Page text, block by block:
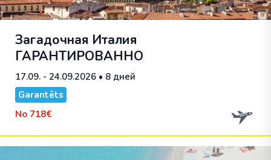
Загадочная Италия
ГАРАНТИРОВАННО
17.09. - 24.09.2026 • 8 дней
Garantēts
No 718€